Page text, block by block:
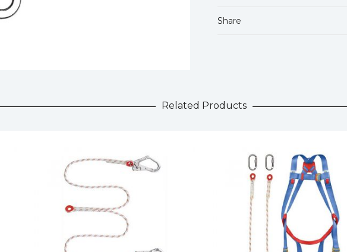
Share
Related Products